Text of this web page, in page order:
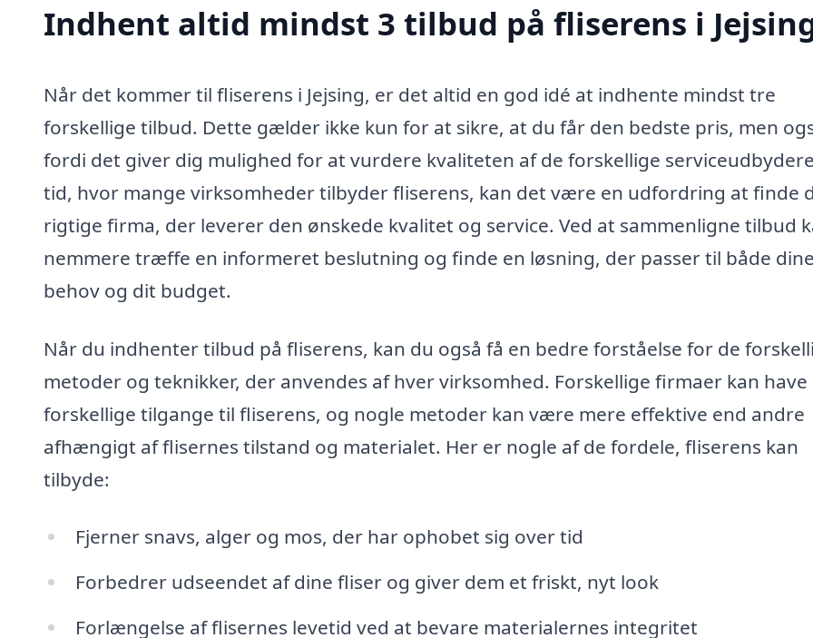
Indhent altid mindst 3 tilbud på fliserens i
Når det kommer til fliserens i Jejsing, er det altid en god idé at indhente mindst tre
forskellige tilbud. Dette gælder ikke kun for at sikre, at du får den bedste pris, men
fordi det giver dig mulighed for at vurdere kvaliteten af de forskellige
tid, hvor mange virksomheder tilbyder fliserens, kan det være en udfordring at finde
rigtige firma, der leverer den ønskede kvalitet og service. Ved at sammenligne tilbud
nemmere træffe en informeret beslutning og finde en løsning, der passer til både dine
behov og dit budget.
Når du indhenter tilbud på fliserens, kan du også få en bedre forståelse for de
metoder og teknikker, der anvendes af hver virksomhed. Forskellige firmaer kan have
forskellige tilgange til fliserens, og nogle metoder kan være mere effektive end andre
afhængigt af flisernes tilstand og materialet. Her er nogle af de fordele, fliserens kan
tilbyde:
Fjerner snavs, alger og mos, der har ophobet sig over tid
Forbedrer udseendet af dine fliser og giver dem et friskt, nyt look
Forlængelse af flisernes levetid ved at bevare materialernes integritet